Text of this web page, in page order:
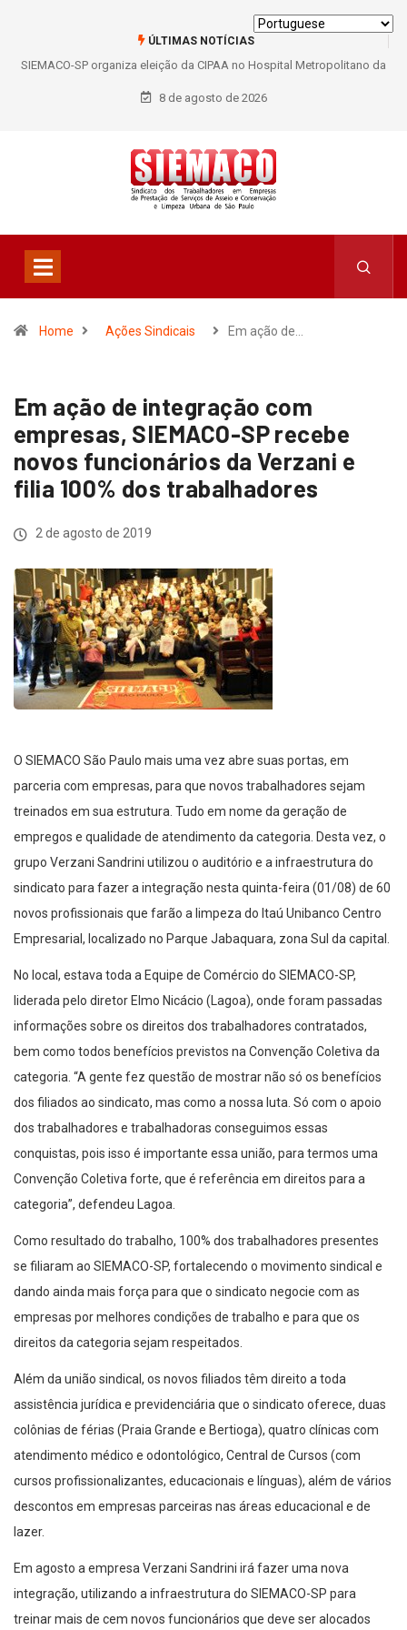
ÚLTIMAS NOTÍCIAS
SIEMACO-SP organiza eleição da CIPAA no Hospital Metropolitano da
Lapa e fortalece participação dos trabalhadores
8 de agosto de 2026
Home Ações Sindicais Em ação de…
Em ação de integração com
empresas, SIEMACO-SP recebe
novos funcionários da Verzani e
filia 100% dos trabalhadores
2 de agosto de 2019
O SIEMACO São Paulo mais uma vez abre suas portas, em
parceria com empresas, para que novos trabalhadores sejam
treinados em sua estrutura. Tudo em nome da geração de
empregos e qualidade de atendimento da categoria. Desta vez, o
grupo Verzani Sandrini utilizou o auditório e a infraestrutura do
sindicato para fazer a integração nesta quinta-feira (01/08) de 60
novos profissionais que farão a limpeza do Itaú Unibanco Centro
Empresarial, localizado no Parque Jabaquara, zona Sul da capital.
No local, estava toda a Equipe de Comércio do SIEMACO-SP,
liderada pelo diretor Elmo Nicácio (Lagoa), onde foram passadas
informações sobre os direitos dos trabalhadores contratados,
bem como todos benefícios previstos na Convenção Coletiva da
categoria. “A gente fez questão de mostrar não só os benefícios
dos filiados ao sindicato, mas como a nossa luta. Só com o apoio
dos trabalhadores e trabalhadoras conseguimos essas
conquistas, pois isso é importante essa união, para termos uma
Convenção Coletiva forte, que é referência em direitos para a
categoria”, defendeu Lagoa.
Como resultado do trabalho, 100% dos trabalhadores presentes
se filiaram ao SIEMACO-SP, fortalecendo o movimento sindical e
dando ainda mais força para que o sindicato negocie com as
empresas por melhores condições de trabalho e para que os
direitos da categoria sejam respeitados.
Além da união sindical, os novos filiados têm direito a toda
assistência jurídica e previdenciária que o sindicato oferece, duas
colônias de férias (Praia Grande e Bertioga), quatro clínicas com
atendimento médico e odontológico, Central de Cursos (com
cursos profissionalizantes, educacionais e línguas), além de vários
descontos em empresas parceiras nas áreas educacional e de
lazer.
Em agosto a empresa Verzani Sandrini irá fazer uma nova
integração, utilizando a infraestrutura do SIEMACO-SP para
treinar mais de cem novos funcionários que deve ser alocados